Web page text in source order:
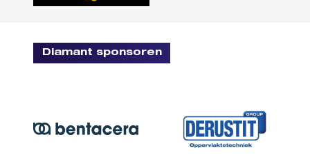
Diamant sponsoren